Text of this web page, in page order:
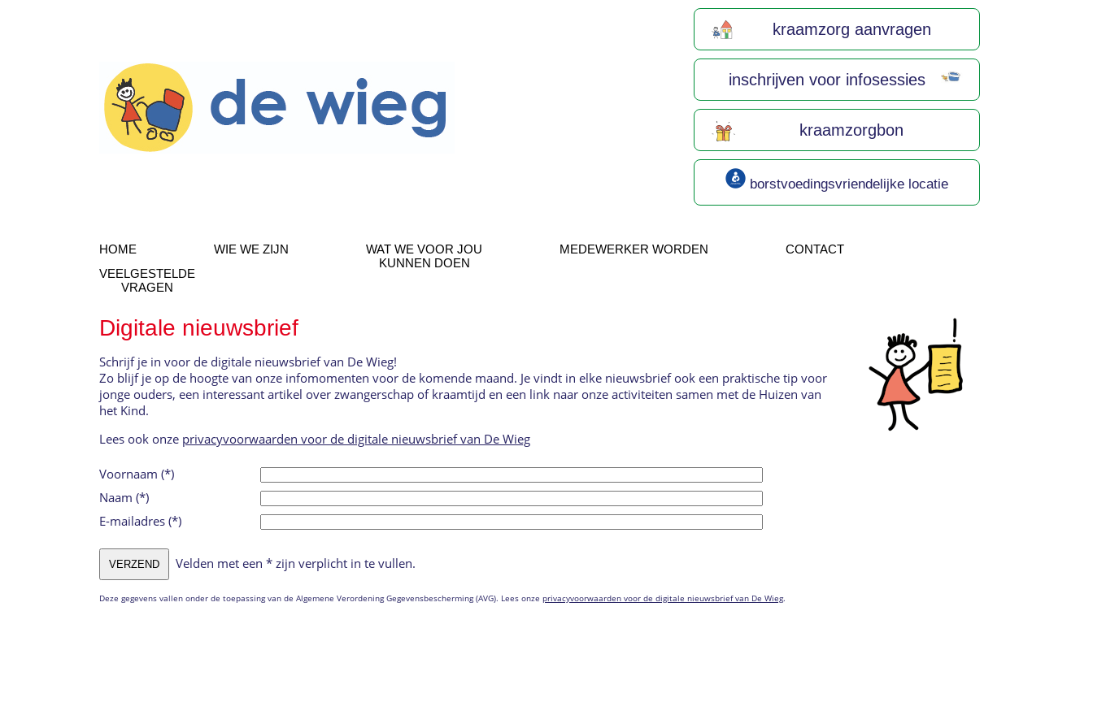
kraamzorg aanvragen
inschrijven voor infosessies
kraamzorgbon
borstvoedingsvriendelijke locatie
HOME WIE WE ZIJN
WAT WE VOOR JOU
KUNNEN DOEN
MEDEWERKER WORDEN
CONTACT
VEELGESTELDE
VRAGEN
Digitale nieuwsbrief
Schrijf je in voor de digitale nieuwsbrief van De Wieg!
Zo blijf je op de hoogte van onze infomomenten voor de komende maand. Je vindt in elke nieuwsbrief ook een praktische tip voor
jonge ouders, een interessant artikel over zwangerschap of kraamtijd en een link naar onze activiteiten samen met de Huizen van
het Kind.
Lees ook onze privacyvoorwaarden voor de digitale nieuwsbrief van De Wieg
Voornaam (*)
Naam (*)
E-mailadres (*)
Velden met een * zijn verplicht in te vullen.
Deze gegevens vallen onder de toepassing van de Algemene Verordening Gegevensbescherming (AVG). Lees onze privacyvoorwaarden voor de digitale nieuwsbrief van De Wieg.